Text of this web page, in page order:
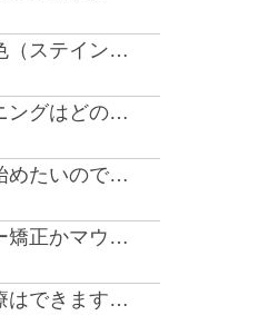
歯に着色（ステイン）がつきやすい、どうすればいい？
クリーニングはどのくらいのペースで通ったらいいですか？
矯正を始めたいのですが、支払いは分割できますか？
ワイヤー矯正かマウスピース矯正どちらがいいですか？
矯正治療はできますか？